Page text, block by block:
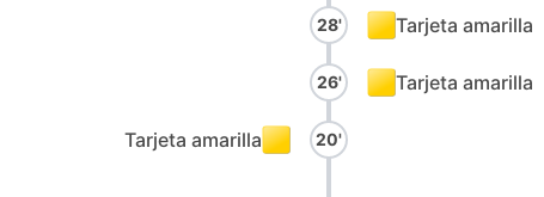
28' Tarjeta amarilla
26' Tarjeta amarilla
Tarjeta amarilla 20'